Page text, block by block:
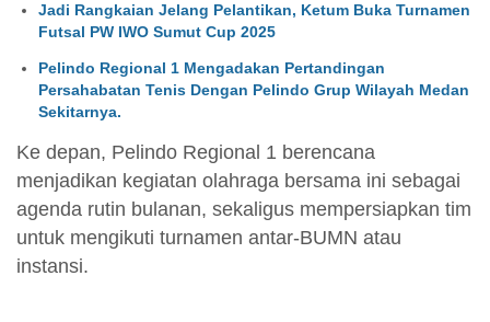
Jadi Rangkaian Jelang Pelantikan, Ketum Buka Turnamen
Futsal PW IWO Sumut Cup 2025
Pelindo Regional 1 Mengadakan Pertandingan
Persahabatan Tenis Dengan Pelindo Grup Wilayah Medan
Sekitarnya.
Ke depan, Pelindo Regional 1 berencana
menjadikan kegiatan olahraga bersama ini sebagai
agenda rutin bulanan, sekaligus mempersiapkan tim
untuk mengikuti turnamen antar-BUMN atau
instansi.